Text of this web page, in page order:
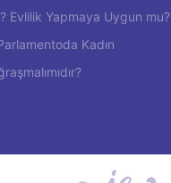
Evlilik Yapmaya Uygun mu?
Kadın